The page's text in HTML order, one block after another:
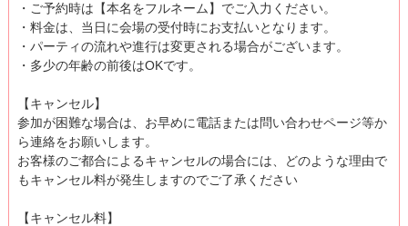
・ご予約時は【本名をフルネーム】でご入力ください。
・料金は、当日に会場の受付時にお支払いとなります。
・パーティの流れや進行は変更される場合がございます。
・多少の年齢の前後はOKです。
【キャンセル】
参加が困難な場合は、お早めに電話または問い合わせページ等か
ら連絡をお願いします。
お客様のご都合によるキャンセルの場合には、どのような理由で
もキャンセル料が発生しますのでご了承ください
【キャンセル料】